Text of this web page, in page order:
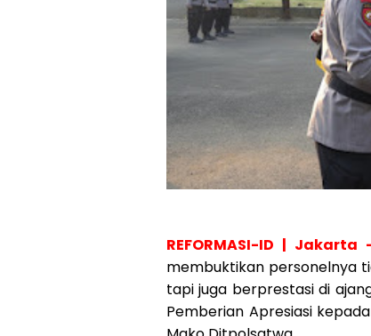
REFORMASI-ID | Jakarta
membuktikan personelnya
tapi juga berprestasi di
Pemberian Apresiasi